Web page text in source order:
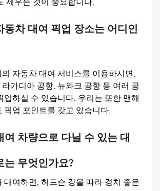
동차 대여 픽업 장소는 어디인
자동차 대여 서비스를 이용하시면,
라가디아 공항, 뉴와크 공항 등 여러 공
업하실 수 있습니다. 우리는 또한 맨해
픽업 포인트를 갖고 있습니다.
여 차량으로 다닐 수 있는 대
는 무엇인가요?
대여하면, 허드슨 강을 따라 경치 좋은